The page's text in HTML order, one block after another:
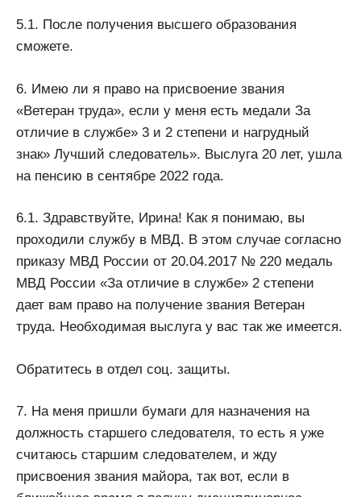
5.1. После получения высшего образования
сможете.
6. Имею ли я право на присвоение звания
«Ветеран труда», если у меня есть медали За
отличие в службе» 3 и 2 степени и нагрудный
знак» Лучший следователь». Выслуга 20 лет, ушла
на пенсию в сентябре 2022 года.
6.1. Здравствуйте, Ирина! Как я понимаю, вы
проходили службу в МВД. В этом случае согласно
приказу МВД России от 20.04.2017 № 220 медаль
МВД России «За отличие в службе» 2 степени
дает вам право на получение звания Ветеран
труда. Необходимая выслуга у вас так же имеется.
Обратитесь в отдел соц. защиты.
7. На меня пришли бумаги для назначения на
должность старшего следователя, то есть я уже
считаюсь старшим следователем, и жду
присвоения звания майора, так вот, если в